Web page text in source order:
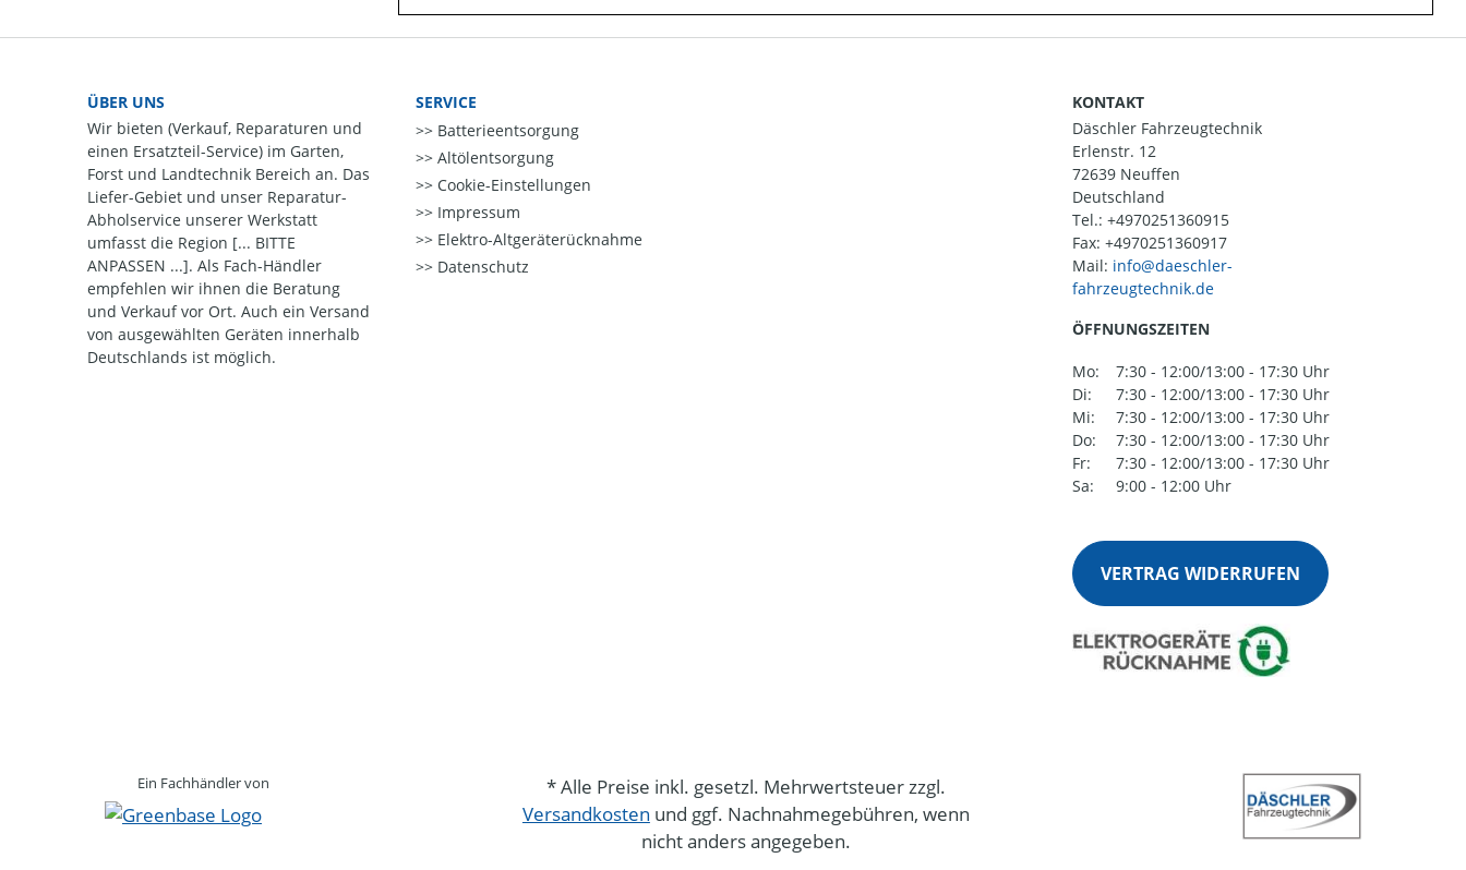
ÜBER UNS
Wir bieten (Verkauf, Reparaturen und
einen Ersatzteil-Service) im Garten,
Forst und Landtechnik Bereich an. Das
Liefer-Gebiet und unser Reparatur-
Abholservice unserer Werkstatt
umfasst die Region [... BITTE
ANPASSEN ...]. Als Fach-Händler
empfehlen wir ihnen die Beratung
und Verkauf vor Ort. Auch ein Versand
von ausgewählten Geräten innerhalb
Deutschlands ist möglich.
SERVICE
Batterieentsorgung
Altölentsorgung
Cookie-Einstellungen
Impressum
Elektro-Altgeräterücknahme
Datenschutz
KONTAKT
Däschler Fahrzeugtechnik
Erlenstr. 12
72639 Neuffen
Deutschland
Tel.: +4970251360915
Fax: +4970251360917
Mail:
ÖFFNUNGSZEITEN
Mo:
7:30 - 12:00/13:00 - 17:30 Uhr
Di:
7:30 - 12:00/13:00 - 17:30 Uhr
Mi:
7:30 - 12:00/13:00 - 17:30 Uhr
Do:
7:30 - 12:00/13:00 - 17:30 Uhr
Fr:
7:30 - 12:00/13:00 - 17:30 Uhr
Sa:
9:00 - 12:00 Uhr
VERTRAG WIDERRUFEN
Ein Fachhändler von
* Alle Preise inkl. gesetzl. Mehrwertsteuer zzgl.
Versandkosten und ggf. Nachnahmegebühren, wenn
nicht anders angegeben.